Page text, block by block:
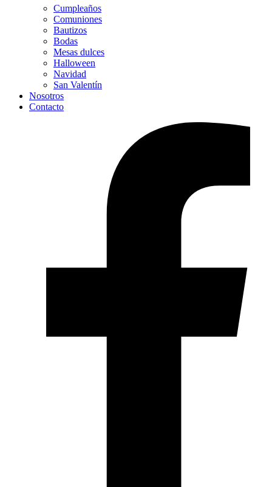
Cumpleaños
Comuniones
Bautizos
Bodas
Mesas dulces
Halloween
Navidad
San Valentín
Nosotros
Contacto